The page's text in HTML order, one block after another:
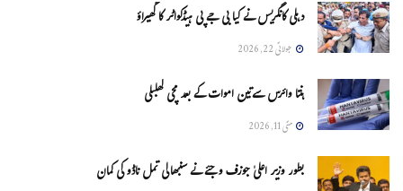
دہلی کانگریس نے کیا بی جے پی ہیڈکواٹر کا گھیراؤ
جولائی 22, 2026
ہنتا وائرس سےتین اموات کے بعد مچی کھلبلی
مئی 11, 2026
بطور وزیر اعلیٰ جوزف وجئے نے سنبھالی تمل ناڈو کی کمان